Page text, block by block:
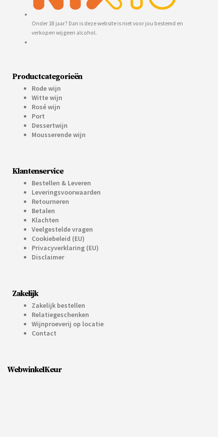
Onder 18 jaar? Dan is deze website is niet voor jou bestemd en
verkopen wij geen alcohol.
Productcategorieën
Rode wijn
Witte wijn
Rosé wijn
Port
Dessertwijn
Mousserende wijn
Klantenservice
Bestellen & Leveren
Leveringsvoorwaarden
Retourneren
Betalen
Klachten
Veelgestelde vragen
Cookiebeleid (EU)
Privacyverklaring (EU)
Disclaimer
Zakelijk
Zakelijk bestellen
Relatiegeschenken
Wijnproeverij op locatie
Contact
WebwinkelKeur